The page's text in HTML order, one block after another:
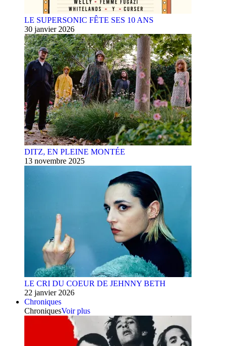
LE SUPERSONIC FÊTE SES 10 ANS
30 janvier 2026
DITZ, EN PLEINE MONTÉE
13 novembre 2025
LE CRI DU COEUR DE JEHNNY BETH
22 janvier 2026
Chroniques
ChroniquesVoir plus